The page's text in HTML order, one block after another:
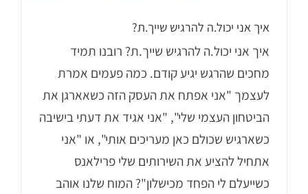
איך אני יכול.ה להרגיש שייך.ת?
איך אני יכול.ה להרגיש שייך.ת? רובנו תמיד
מחכים שהרגש יגיע קודם. כמה פעמים אמרת
לעצמך "אני אפתח את העסק הזה כשאארגן את
הביטחון העצמי שלי", "אני אגיד את דעתי בישיבה
כשארגיש שכולם כאן מעריכים אותי", או "אני
אתחיל להציע את השירותים שלי פרילאנס
כשייעלם לי הפחד מכישלון"? המוח שלנו אוהב